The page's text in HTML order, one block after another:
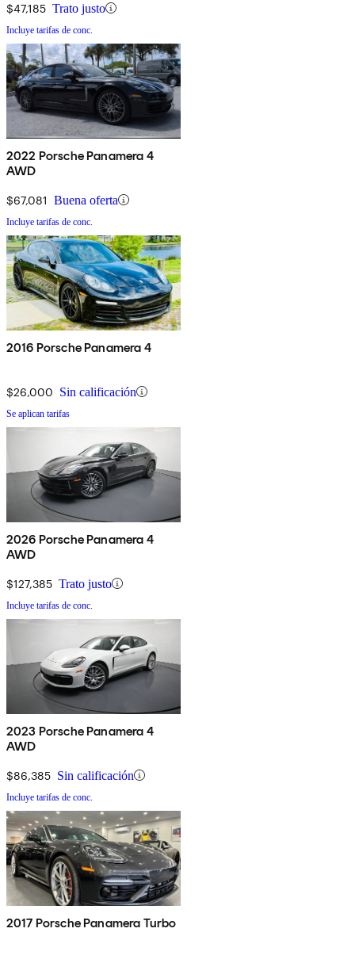
$47,185 Trato justo
Incluye tarifas de conc.
2022 Porsche Panamera 4
AWD
$67,081 Buena oferta
Incluye tarifas de conc.
2016 Porsche Panamera 4
$26,000 Sin calificación
Se aplican tarifas
2026 Porsche Panamera 4
AWD
$127,385 Trato justo
Incluye tarifas de conc.
2023 Porsche Panamera 4
AWD
$86,385 Sin calificación
Incluye tarifas de conc.
2017 Porsche Panamera Turbo